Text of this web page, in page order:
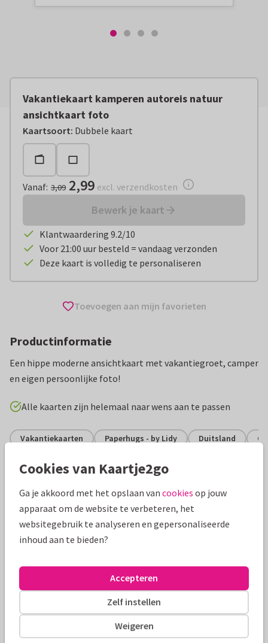
Vakantiekaart kamperen autoreis natuur
ansichtkaart foto
Kaartsoort: Dubbele kaart
Vanaf:€ 2,99 excl. verzendkosten
Vanaf: 3,09 2,99 excl. verzendkosten
Bewerk je kaart
Klantwaardering 9.2/10
Voor 21:00 uur besteld = vandaag verzonden
Deze kaart is volledig te personaliseren
Toevoegen aan mijn favorieten
Productinformatie
Een hippe moderne ansichtkaart met vakantiegroet, camper
en eigen persoonlijke foto!
Alle kaarten zijn helemaal naar wens aan te passen
Vakantiekaarten Paperhugs - by Lidy Duitsland
Specificaties bij deze kaart
Papiersoort: Kies uit 6 luxe papiersoorten
Witte vensterenvelop
Formaten
Cookies van Kaartje2go
Ga je akkoord met het opslaan van cookies op jouw
apparaat om de website te verbeteren, het
websitegebruik te analyseren en gepersonaliseerde
inhoud aan te bieden?
Weigeren
Zelf instellen
Accepteren